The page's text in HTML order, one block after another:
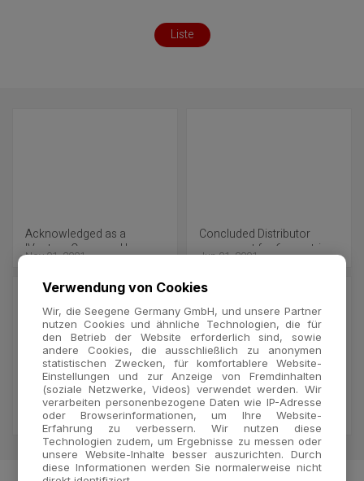
Liste
Acknowledged as a
'Venture Company' by
Nov 01, 2001
Concluded Distributor
agreement for 6 countries
Jun 01, 2001
Concluded Distributor
agreement with Funakoshi
Co., Ltd. for Japan
Apr 16, 2001
Relocated Headquarters
Mar 01, 2001
Verwendung von Cookies
Wir, die Seegene Germany GmbH, und unsere Partner
nutzen Cookies und ähnliche Technologien, die für
den Betrieb der Website erforderlich sind, sowie
andere Cookies, die ausschließlich zu anonymen
statistischen Zwecken, für komfortablere Website-
Einstellungen und zur Anzeige von Fremdinhalten
(soziale Netzwerke, Videos) verwendet werden. Wir
verarbeiten personenbezogene Daten wie IP-Adresse
oder Browserinformationen, um Ihre Website-
Erfahrung zu verbessern. Wir nutzen diese
Technologien zudem, um Ergebnisse zu messen oder
unsere Website-Inhalte besser auszurichten. Durch
diese Informationen werden Sie normalerweise nicht